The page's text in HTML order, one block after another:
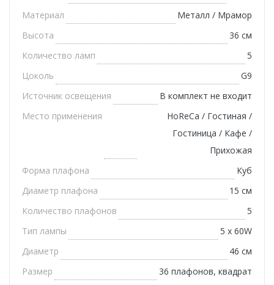
Материал
Металл / Мрамор
Высота
36 см
Количество ламп
5
Цоколь
G9
Источник освещения
В комплект не входит
Место применения
HoReCa / Гостиная /
Гостиница / Кафе /
Прихожая
Форма плафона
Куб
Диаметр плафона
15 см
Количество плафонов
5
Тип лампы
5 x 60W
Диаметр
46 см
Размер
36 плафонов, квадрат